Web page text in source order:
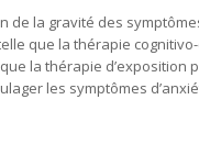
de la gravité des
que la thérapie
la thérapie
les symptômes